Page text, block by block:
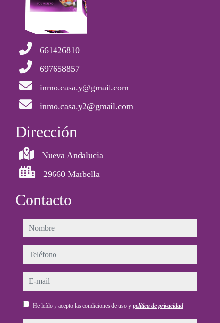
661426810
697658857
inmo.casa.y@gmail.com
inmo.casa.y2@gmail.com
Dirección
Nueva Andalucia
29660 Marbella
Contacto
nombre
teléfono
e-mail
He leído y acepto las condiciones de uso y política de privacidad